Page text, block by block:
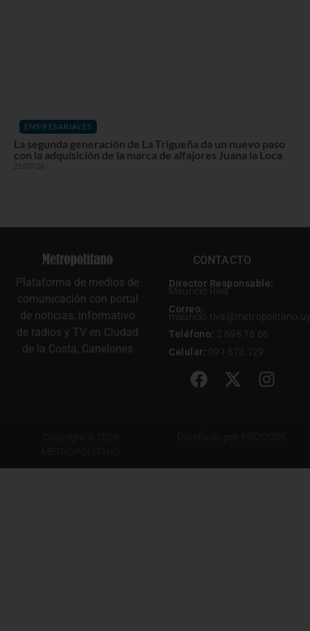
EMPRESARIALES
La segunda generación de La Trigueña da un nuevo paso
con la adquisición de la marca de alfajores Juana la Loca
21/07/26
Plataforma de medios de
comunicación con portal
de noticias, Informativo
de radios y TV en Ciudad
de la Costa, Canelones
CONTACTO
Director Responsable:
Mauricio Riva
Correo:
mauricio.riva@metropolitano.uy
Teléfono: 2 698 78 66
Celular: 091 673 129